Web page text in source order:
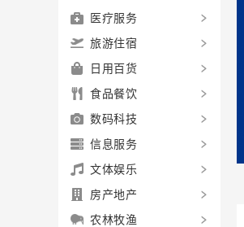
医疗服务
旅游住宿
日用百货
食品餐饮
数码科技
信息服务
文体娱乐
房产地产
农林牧渔